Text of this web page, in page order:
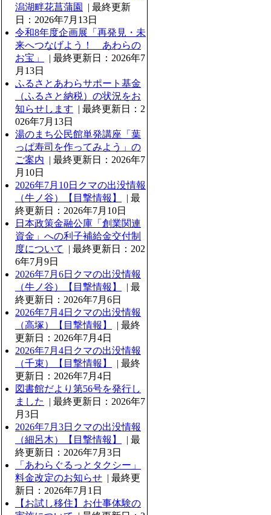
潟湖畔花菖蒲園
| 最終更新
日：2026年7月13日
令和8年度企画展「再発見・未
来へつなげよう！ あわらの
お宝」
| 最終更新日：2026年7
月13日
ふるさとあわらサポート基金
（ふるさと納税）の状況をお
知らせします | 最終更新日：2
026年7月13日
湯のまち公民館単発講座「葉
っぱ寿司を作ってみよう」の
ご案内 | 最終更新日：2026年7
月10日
2026年7月10日クマの出没情報
（牛ノ谷）【目撃情報】
| 最
終更新日：2026年7月10日
日本政策金融公庫「創業関連
資金」への利子補給金交付制
度について
| 最終更新日：202
6年7月9日
2026年7月6日クマの出没情報
（牛ノ谷）【目撃情報】
| 最
終更新日：2026年7月6日
2026年7月4日クマの出没情報
（高塚）【目撃情報】
| 最終
更新日：2026年7月4日
2026年7月4日クマの出没情報
（千束）【目撃情報】
| 最終
更新日：2026年7月4日
図書館だより第56号を発行し
ました
| 最終更新日：2026年7
月3日
2026年7月3日クマの出没情報
（細呂木）【目撃情報】
| 最
終更新日：2026年7月3日
「あわらぐるっとタクシー」
料金改定のお知らせ | 最終更
新日：2026年7月1日
【お試し移住】お仕事体験の